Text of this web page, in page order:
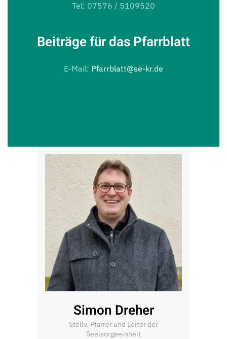
Tel: 07576 / 5109520
Beiträge für das Pfarrblatt
E-Mail: Pfarrblatt@se-kr.de
Simon Dreher
Stellv. Pfarrer und Leiter der
Seelsorgeeinheit